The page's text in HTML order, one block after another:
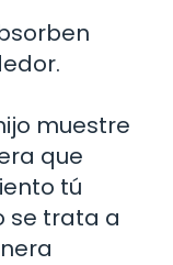
muestre
que
tú
se trata a